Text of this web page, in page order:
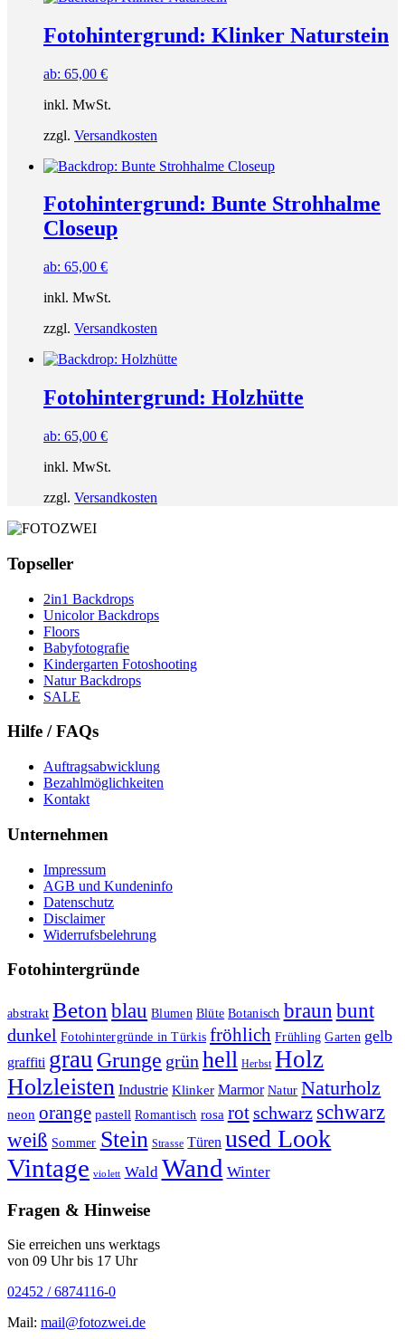
Fotohintergrund: Klinker Naturstein
ab: 65,00 €
inkl. MwSt.
zzgl. Versandkosten
Fotohintergrund: Bunte Strohhalme
Closeup
ab: 65,00 €
inkl. MwSt.
zzgl. Versandkosten
Fotohintergrund: Holzhütte
ab: 65,00 €
inkl. MwSt.
zzgl. Versandkosten
Topseller
2in1 Backdrops
Unicolor Backdrops
Floors
Babyfotografie
Kindergarten Fotoshooting
Natur Backdrops
SALE
Hilfe / FAQs
Auftragsabwicklung
Bezahlmöglichkeiten
Kontakt
Unternehmen
Impressum
AGB und Kundeninfo
Datenschutz
Disclaimer
Widerrufsbelehrung
Fotohintergründe
abstrakt Beton blau Blumen Blüte Botanisch braun bunt
dunkel Fotohintergründe in Türkis fröhlich Frühling Garten gelb
graffiti grau Grunge grün hell Herbst Holz
Holzleisten Industrie Klinker Marmor Natur Naturholz
neon orange pastell Romantisch rosa rotschwarz schwarz
weiß Sommer Stein Strasse Türen used Look
Vintage violett Wald Wand Winter
Fragen & Hinweise
Sie erreichen uns werktags
von 09 Uhr bis 17 Uhr
02452 / 6874116-0
Mail: mail@fotozwei.de